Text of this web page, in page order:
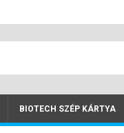
BIOTECH SZÉP KÁRTYA